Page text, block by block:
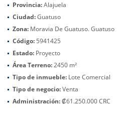
Provincia:Alajuela
Ciudad:Guatuso
Zona: Moravia De Guatuso. Guatuso
Código: 5941425
Estado: Proyecto
Área Terreno:2450 m²
Tipo de inmueble: Lote Comercial
Tipo de negocio:Venta
Administración:₡61.250.000 CRC